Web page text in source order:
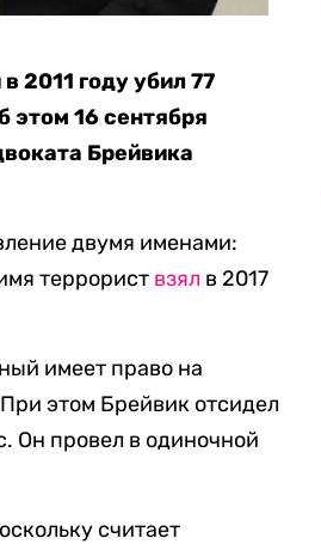
2011 году убил 77
этом 16 сентября
Брейвика
двумя именами:
террорист взял в 2017
имеет право на
этом Брейвик отсидел
Он провел в одиночной
считает